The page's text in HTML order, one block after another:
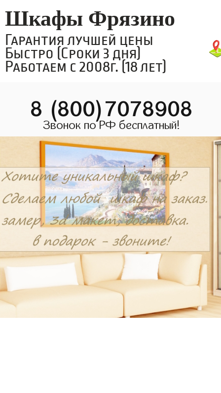
Шкафы Фрязино
Гарантия лучшей цены
Быстро (Сроки 3 дня)
Работаем с 2008г. (18 лет)
8 (800)7078908
Звонок по РФ бесплатный!